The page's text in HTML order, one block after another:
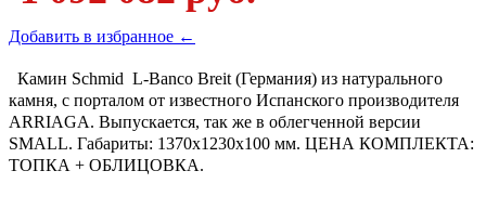
Добавить в избранное ←
Камин Schmid L-Banco Breit (Германия) из натурального
камня, с порталом от известного Испанского производителя
ARRIAGA. Выпускается, так же в облегченной версии
SMALL. Габариты: 1370х1230х100 мм. ЦЕНА КОМПЛЕКТА:
ТОПКА + ОБЛИЦОВКА.